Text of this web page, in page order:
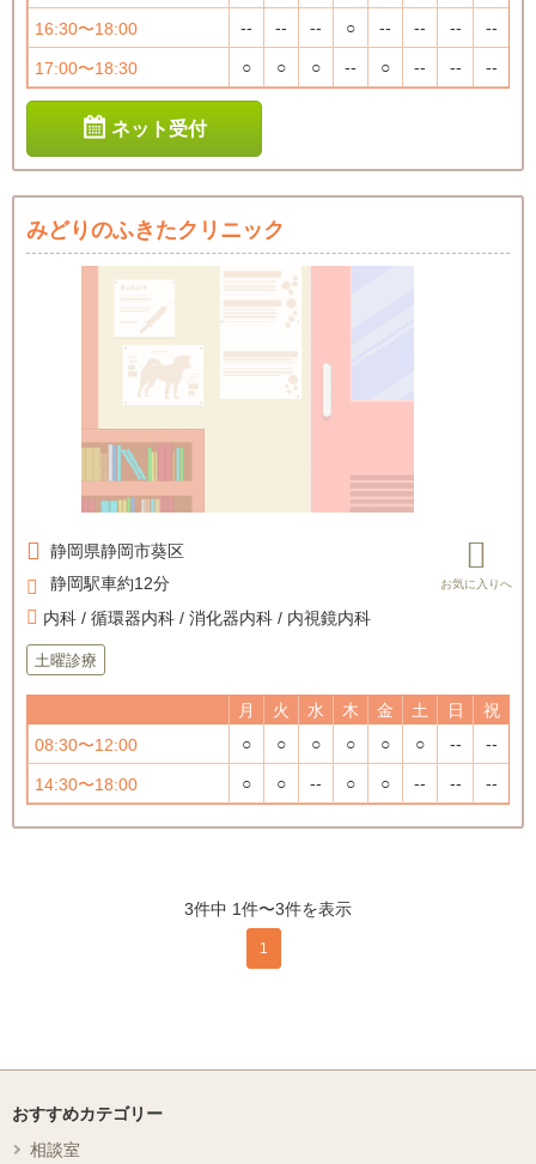
16:30〜18:00 -- -- -- ○ -- -- -- --
17:00〜18:30 ○ ○ ○ -- ○ -- -- --
ネット受付
みどりのふきたクリニック
静岡県静岡市葵区
静岡駅車約12分
内科 / 循環器内科 / 消化器内科 / 内視鏡内科
土曜診療
月 火 水 木 金 土 日
祝
08:30〜12:00
○ ○ ○ ○ ○ ○ -- --
14:30〜18:00 ○ ○ -- ○ ○ -- -- --
3件中 1件〜3件を表示
1
おすすめカテゴリー
相談室